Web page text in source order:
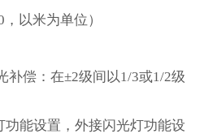
以米为单位）
补偿：在±2级间以1/3或1/2级
能设置，外接闪光灯功能设